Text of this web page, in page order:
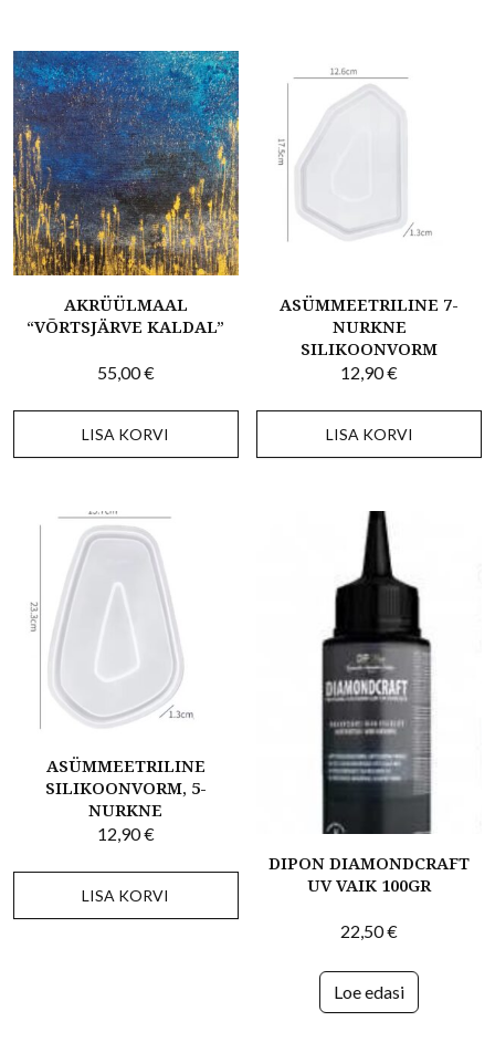
AKRÜÜLMAAL
“VÕRTSJÄRVE KALDAL”
55,00€
LISA KORVI
ASÜMMEETRILINE 7-
NURKNE
SILIKOONVORM
12,90€
LISA KORVI
ASÜMMEETRILINE
SILIKOONVORM, 5-
NURKNE
12,90€
LISA KORVI
DIPON DIAMONDCRAFT
UV VAIK 100GR
22,50€
Loe edasi